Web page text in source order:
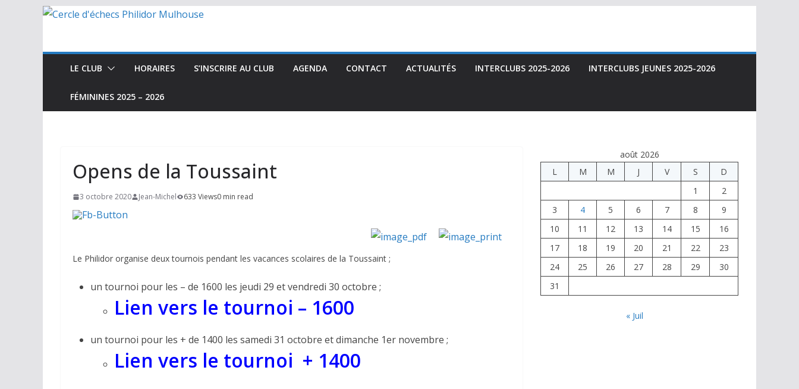
Passer
LE CLUB HORAIRES S’INSCRIRE AU CLUB AGENDA CONTACT ACTUALITÉS INTERCLUBS 2025-2026 INTERCLUBS JEUNES 2025-2026
FÉMININES 2025 – 2026
Opens de la Toussaint
3 octobre 2020 Jean-Michel 633 Views0 min read
Le Philidor organise deux tournois pendant les vacances scolaires de la Toussaint ;
un tournoi pour les – de 1600 les jeudi 29 et vendredi 30 octobre ;
Lien vers le tournoi – 1600
un tournoi pour les + de 1400 les samedi 31 octobre et dimanche 1er novembre ;
Lien vers le tournoi + 1400
août 2026
L
M M J V S
D
1
2
3
4 5 6 7 8
9
10
11 12 13 14 15
16
17
18 19 20 21 22
23
24
25 26 27 28 29
30
31
« Juil